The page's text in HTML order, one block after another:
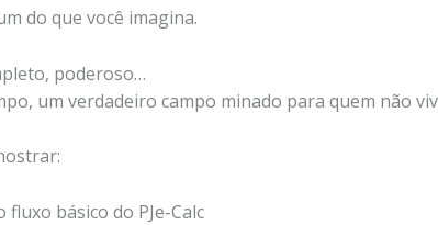
do que você imagina.
poderoso…
um verdadeiro campo minado para quem não
básico do PJe-Calc